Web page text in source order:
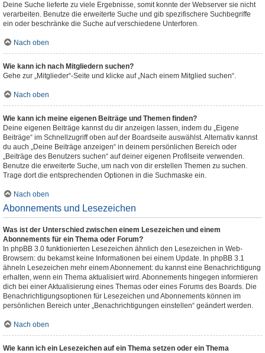
Deine Suche lieferte zu viele Ergebnisse, somit konnte der Webserver sie nicht
verarbeiten. Benutze die erweiterte Suche und gib spezifischere Suchbegriffe
ein oder beschränke die Suche auf verschiedene Unterforen.
Nach oben
Wie kann ich nach Mitgliedern suchen?
Gehe zur „Mitglieder“-Seite und klicke auf „Nach einem Mitglied suchen“.
Nach oben
Wie kann ich meine eigenen Beiträge und Themen finden?
Deine eigenen Beiträge kannst du dir anzeigen lassen, indem du „Eigene
Beiträge“ im Schnellzugriff oben auf der Boardseite auswählst. Alternativ kannst
du auch „Deine Beiträge anzeigen“ in deinem persönlichen Bereich oder
„Beiträge des Benutzers suchen“ auf deiner eigenen Profilseite verwenden.
Benutze die erweiterte Suche, um nach von dir erstellen Themen zu suchen.
Trage dort die entsprechenden Optionen in die Suchmaske ein.
Nach oben
Abonnements und Lesezeichen
Was ist der Unterschied zwischen einem Lesezeichen und einem
Abonnements für ein Thema oder Forum?
In phpBB 3.0 funktionierten Lesezeichen ähnlich den Lesezeichen in Web-
Browsern: du bekamst keine Informationen bei einem Update. In phpBB 3.1
ähneln Lesezeichen mehr einem Abonnement: du kannst eine Benachrichtigung
erhalten, wenn ein Thema aktualisiert wird. Abonnements hingegen informieren
dich bei einer Aktualisierung eines Themas oder eines Forums des Boards. Die
Benachrichtigungsoptionen für Lesezeichen und Abonnements können im
persönlichen Bereich unter „Benachrichtigungen einstellen“ geändert werden.
Nach oben
Wie kann ich ein Lesezeichen auf ein Thema setzen oder ein Thema